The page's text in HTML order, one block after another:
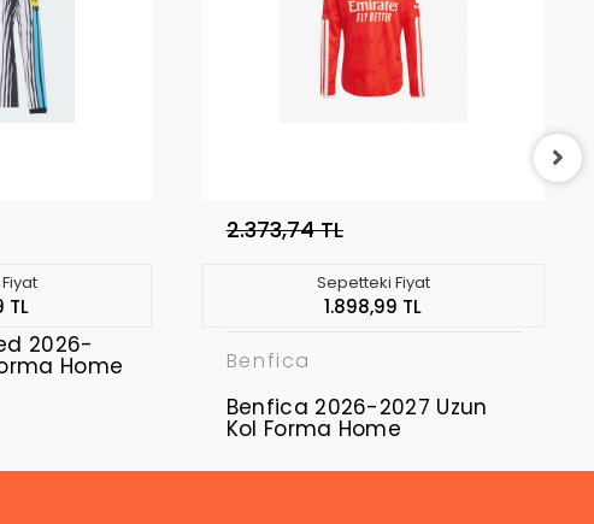
TL
2026-
Home
2.373,74 TL
Sepetteki Fiyat
1.898,99 TL
Benfica
Benfica 2026-2027 Uzun
Kol Forma Home